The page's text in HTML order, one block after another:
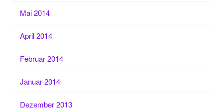
Mai 2014
April 2014
Februar 2014
Januar 2014
Dezember 2013